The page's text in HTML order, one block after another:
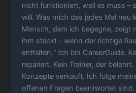
nicht funktioniert, weil es muss –
will. Was mich das jedes Mal neu
Mensch, dem ich begegne, zeigt
ihm steckt – wenn der richtige
entfalten.“ Ich bin CareerGuide.
repariert. Kein Trainer, der belehrt.
Konzepte verkauft. Ich folge
offenen Fragen beantwortet sind.